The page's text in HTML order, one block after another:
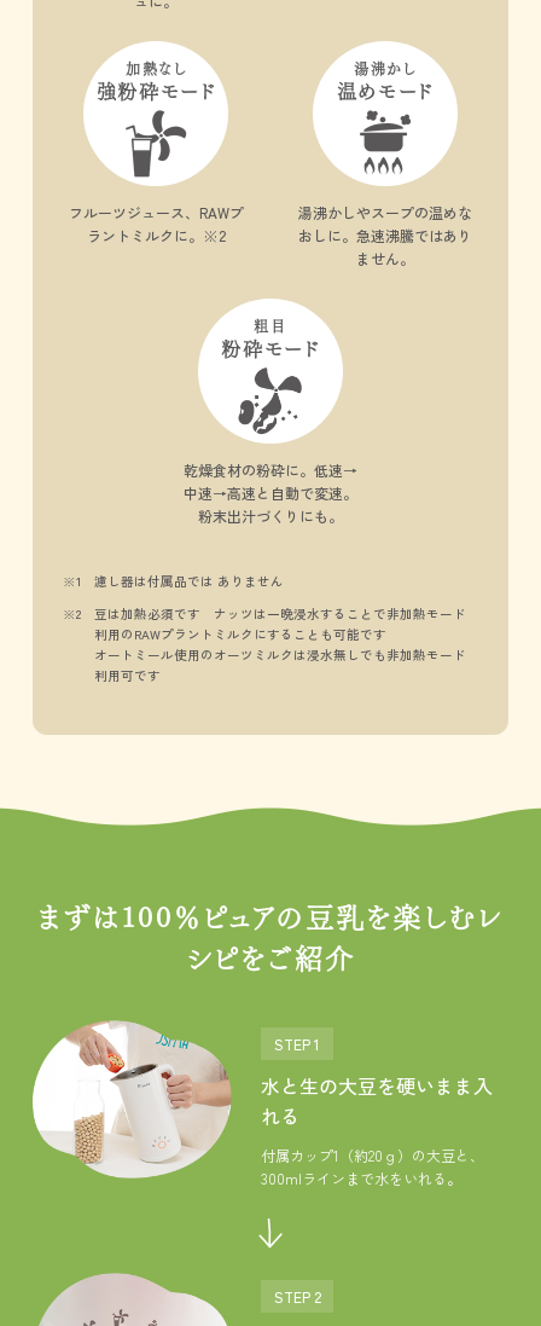
加熱なし
強粉砕モード
フルーツジュース、 RAWプ
ラントミルクに。 ※2
湯沸かし
温めモード
湯沸かしやスープの温めな
おしに。急速沸騰ではあり
ません。
粗目
粉砕モード
乾燥食材の粉砕に。 低速→
中速→高速と 自動で変速。
粉末出汁づくりにも。
濾し器は付属品では ありません
豆は加熱必須です ナッツは一晩浸水することで非加熱モード
利用のRAWプラントミルクにすることも可能です
オートミール使用のオーツミルクは浸水無しでも非加熱モード
利用可です
まずは100％ピュアの豆乳を楽しむレ
シピをご紹介
STEP 1
水と生の大豆を硬いまま入
れる
付属カップ1（約20ｇ）の大豆と、
300mlラインまで水をいれる。
STEP 2